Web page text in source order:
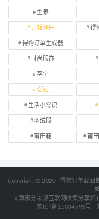
型录
开箱测评 得
得物订单生成器
时尚服饰
李宁
潮鞋
生活小常识
羽绒服
莆田鞋 莆
Copyright © 2020 得物订单截图
文章部分来源互联网收集分享
蒙ICP备15004993号